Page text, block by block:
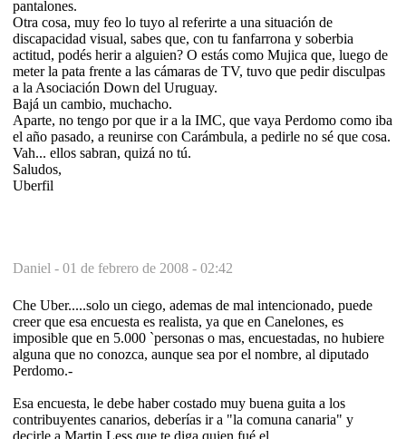
pantalones.
Otra cosa, muy feo lo tuyo al referirte a una situación de
discapacidad visual, sabes que, con tu fanfarrona y soberbia
actitud, podés herir a alguien? O estás como Mujica que, luego de
meter la pata frente a las cámaras de TV, tuvo que pedir disculpas
a la Asociación Down del Uruguay.
Bajá un cambio, muchacho.
Aparte, no tengo por que ir a la IMC, que vaya Perdomo como iba
el año pasado, a reunirse con Carámbula, a pedirle no sé que cosa.
Vah... ellos sabran, quizá no tú.
Saludos,
Uberfil
Daniel - 01 de febrero de 2008 - 02:42
Che Uber.....solo un ciego, ademas de mal intencionado, puede
creer que esa encuesta es realista, ya que en Canelones, es
imposible que en 5.000 `personas o mas, encuestadas, no hubiere
alguna que no conozca, aunque sea por el nombre, al diputado
Perdomo.-
Esa encuesta, le debe haber costado muy buena guita a los
contribuyentes canarios, deberías ir a "la comuna canaria" y
decirle a Martin Less que te diga quien fué el